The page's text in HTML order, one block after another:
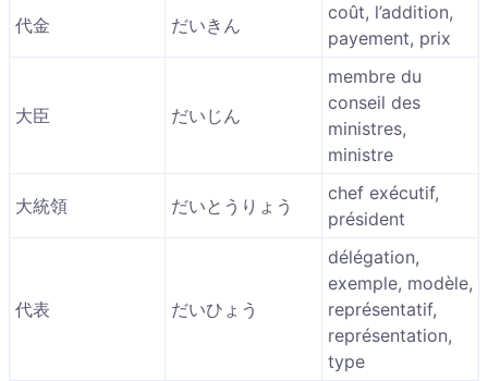
代金 だいきん
coût, l’addition,
payement, prix
大臣 だいじん
membre du
conseil des
ministres,
ministre
大統領 だいとうりょう
chef exécutif,
président
代表 だいひょう
délégation,
exemple, modèle,
représentatif,
représentation,
type